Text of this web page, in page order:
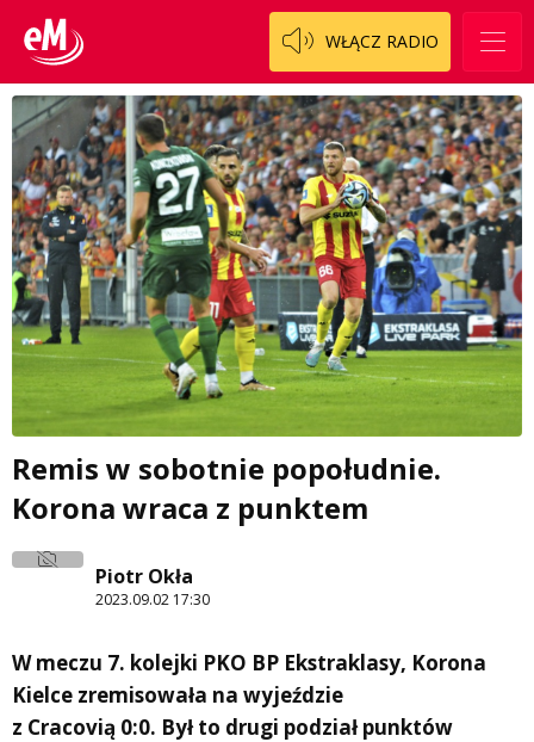
WŁĄCZ RADIO
Remis w sobotnie popołudnie.
Korona wraca z punktem
Piotr Okła
2023.09.02 17:30
W meczu 7. kolejki PKO BP Ekstraklasy, Korona
Kielce zremisowała na wyjeździe
z Cracovią 0:0. Był to drugi podział punktów